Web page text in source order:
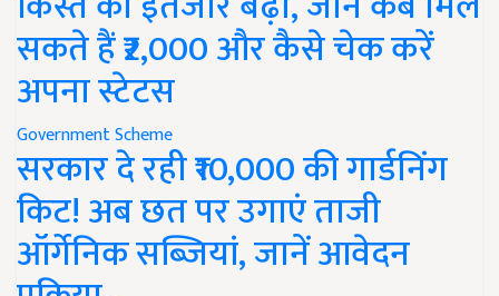
सकते हैं ₹2,000 और कैसे चेक करें
अपना स्टेटस
Government Scheme
सरकार दे रही ₹10,000 की गार्डनिंग
किट! अब छत पर उगाएं ताजी
ऑर्गेनिक सब्जियां, जानें आवेदन